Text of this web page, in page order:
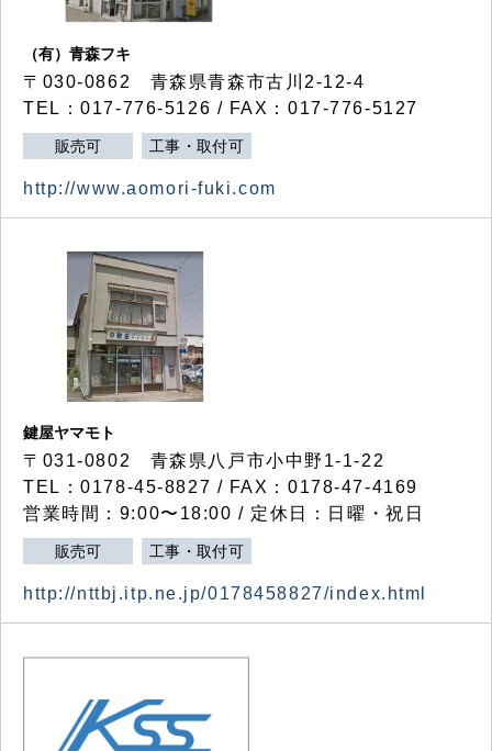
（有）青森フキ
〒030-0862 青森県青森市古川2-12-4
TEL：017-776-5126 / FAX：017-776-5127
販売可 工事・取付可
http://www.aomori-fuki.com
鍵屋ヤマモト
〒031-0802 青森県八戸市小中野1-1-22
TEL：0178-45-8827 / FAX：0178-47-4169
営業時間：9:00〜18:00 / 定休日：日曜・祝日
販売可 工事・取付可
http://nttbj.itp.ne.jp/0178458827/index.html